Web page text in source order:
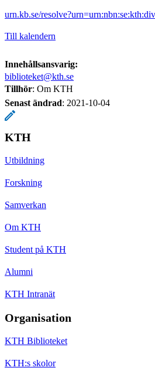
urn.kb.se/
Till kalendern
Innehållsansvarig:
biblioteket@kth.se
Tillhör: Om KTH
Senast ändrad: 2021-10-04
KTH
Utbildning
Forskning
Samverkan
Om KTH
Student på KTH
Alumni
KTH Intranät
Organisation
KTH Biblioteket
KTH:s skolor